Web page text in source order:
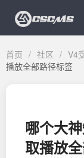
首页 / 社区 / V4
播放全部路径标签
哪个大
取播放